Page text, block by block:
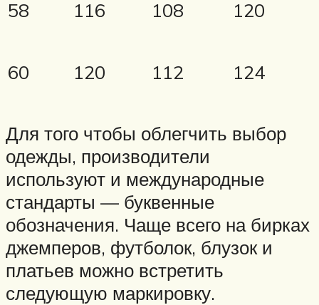
58 116 108 120
60 120 112 124
Для того чтобы облегчить выбор
одежды, производители
используют и международные
стандарты — буквенные
обозначения. Чаще всего на бирках
джемперов, футболок, блузок и
платьев можно встретить
следующую маркировку.